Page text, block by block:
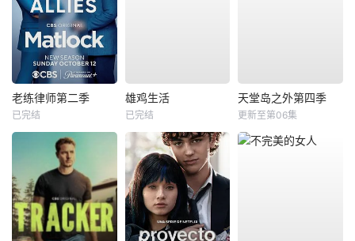
老练律师第二季
已完结
雄鸡生活
已完结
天堂岛之外第四季
更新至第06集